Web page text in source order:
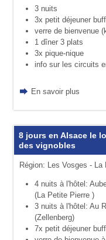
3 nuits
3x petit déjeuner
verre de bienvenue
1 dîner 3 plats
3x pique-nique
info sur les circuits
En savoir plus
8 jours en Alsace le
des vignobles
Région: Les Vosges - La
4 nuits à l'hôtel:
(La Petite Pierre )
3 nuits à l'hôtel: Au
(Zellenberg)
7x petit déjeuner